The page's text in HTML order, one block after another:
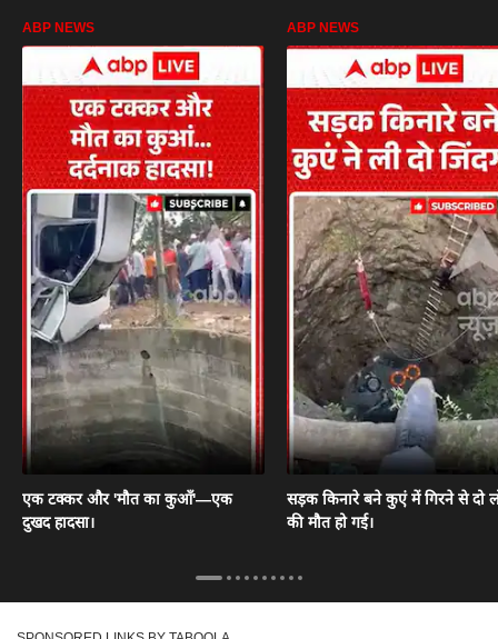
ABP NEWS
एक टक्कर और 'मौत का कुआँ'—एक
दुखद हादसा।
ABP NEWS
सड़क किनारे बने कुएं में गिरने से दो
की मौत हो गई।